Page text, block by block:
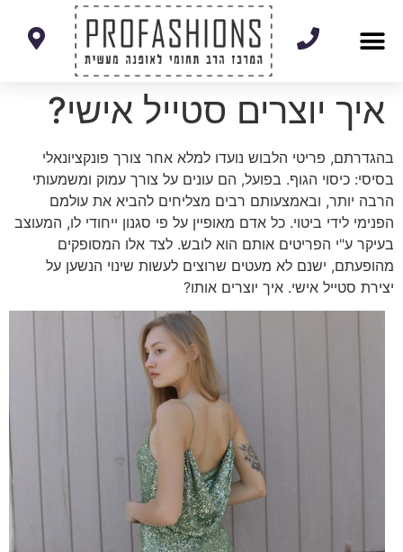
איך יוצרים סטייל אישי?
בהגדרתם, פריטי הלבוש נועדו למלא אחר צורך פונקציונאלי
בסיסי: כיסוי הגוף. בפועל, הם עונים על צורך עמוק ומשמעותי
הרבה יותר, ובאמצעותם רבים מצליחים להביא את עולמם
הפנימי לידי ביטוי. כל אדם מאופיין על פי סגנון ייחודי לו, המעוצב
בעיקר ע"י הפריטים אותם הוא לובש. לצד אלו המסופקים
מהופעתם, ישנם לא מעטים שרוצים לעשות שינוי הנשען על
יצירת סטייל אישי. איך יוצרים אותו?